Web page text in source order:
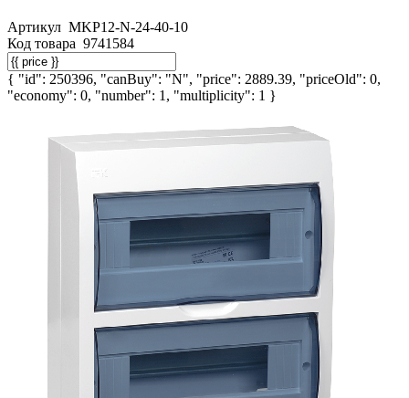
Артикул MKP12-N-24-40-10
Код товара 9741584
{ "id": 250396, "canBuy": "N", "price": 2889.39, "priceOld": 0,
"economy": 0, "number": 1, "multiplicity": 1 }